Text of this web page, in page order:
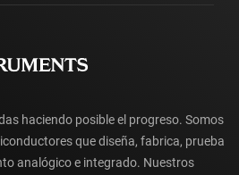
la cuenta myTI
pedidos
haciendo posible el progreso. Somos
que diseña, fabrica, prueba
analógico e integrado. Nuestros